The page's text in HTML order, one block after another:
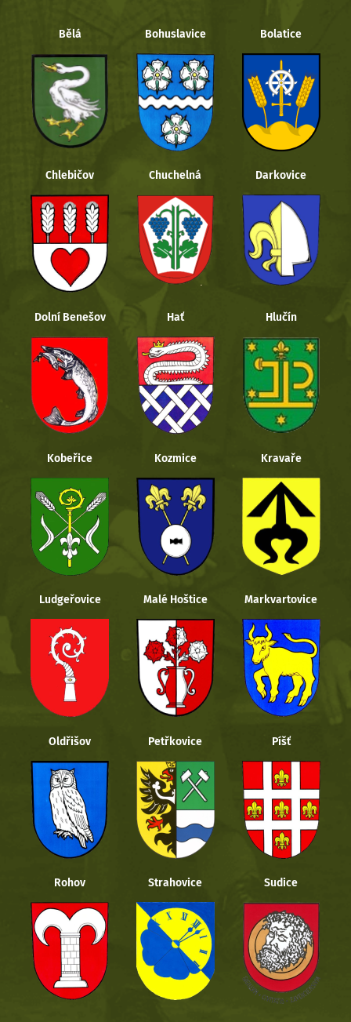
Bělá Bohuslavice Bolatice
Chlebičov Chuchelná Darkovice
Dolní Benešov Hať Hlučín
Kobeřice Kozmice Kravaře
Ludgeřovice Malé Hoštice Markvartovice
Oldřišov Petřkovice Píšť
Rohov Strahovice Sudice